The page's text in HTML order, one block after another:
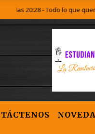
- Todo lo que querÃ©s